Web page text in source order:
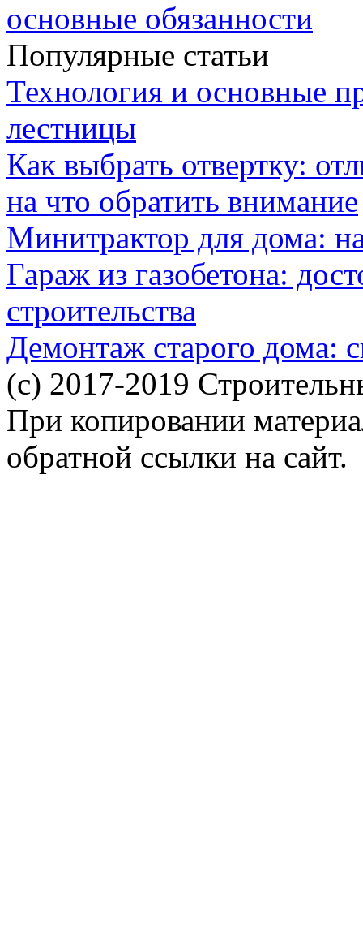
основные обязанности
Популярные статьи
Технология и основные
лестницы
Как выбрать отвертку:
на что обратить внимание
Минитрактор для дома:
Гараж из газобетона:
строительства
Демонтаж старого дома:
(c) 2017-2019
При копировании
обратной ссылки на сайт.